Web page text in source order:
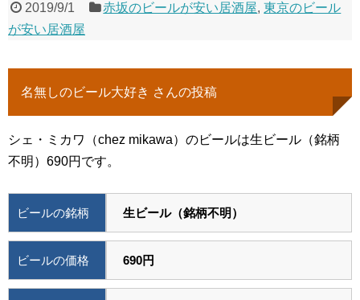
2019/9/1 赤坂のビールが安い居酒屋,東京のビール
が安い居酒屋
名無しのビール大好き さんの投稿
シェ・ミカワ（chez mikawa）のビールは生ビール（銘柄
不明）690円です。
ビールの銘柄 生ビール（銘柄不明）
ビールの価格 690円